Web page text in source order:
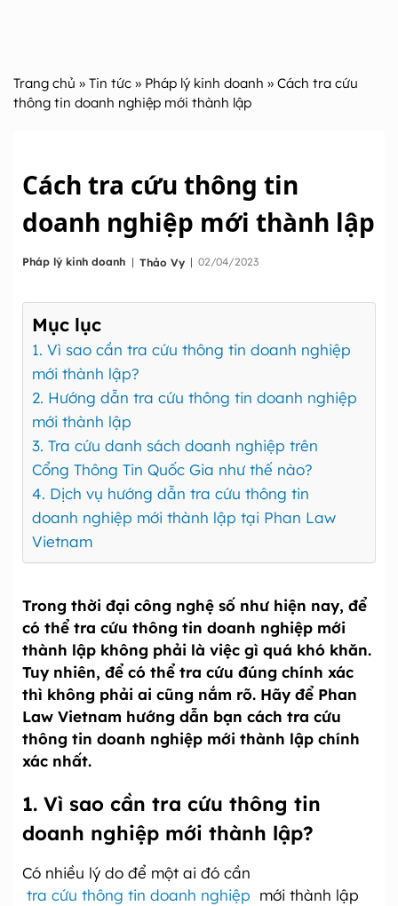
Trang chủ » Tin tức » Pháp lý kinh doanh » Cách tra cứu
thông tin doanh nghiệp mới thành lập
Cách tra cứu thông tin
doanh nghiệp mới thành lập
Pháp lý kinh doanh | Thảo Vy | 02/04/2023
Mục lục
1. Vì sao cần tra cứu thông tin doanh nghiệp
mới thành lập?
2. Hướng dẫn tra cứu thông tin doanh nghiệp
mới thành lập
3. Tra cứu danh sách doanh nghiệp trên
Cổng Thông Tin Quốc Gia như thế nào?
4. Dịch vụ hướng dẫn tra cứu thông tin
doanh nghiệp mới thành lập tại Phan Law
Vietnam
Trong thời đại công nghệ số như hiện nay, để
có thể tra cứu thông tin doanh nghiệp mới
thành lập không phải là việc gì quá khó khăn.
Tuy nhiên, để có thể tra cứu đúng chính xác
thì không phải ai cũng nắm rõ. Hãy để Phan
Law Vietnam hướng dẫn bạn cách tra cứu
thông tin doanh nghiệp mới thành lập chính
xác nhất.
1. Vì sao cần tra cứu thông tin
doanh nghiệp mới thành lập?
Có nhiều lý do để một ai đó cần
tra cứu thông tin doanh nghiệp mới thành lập